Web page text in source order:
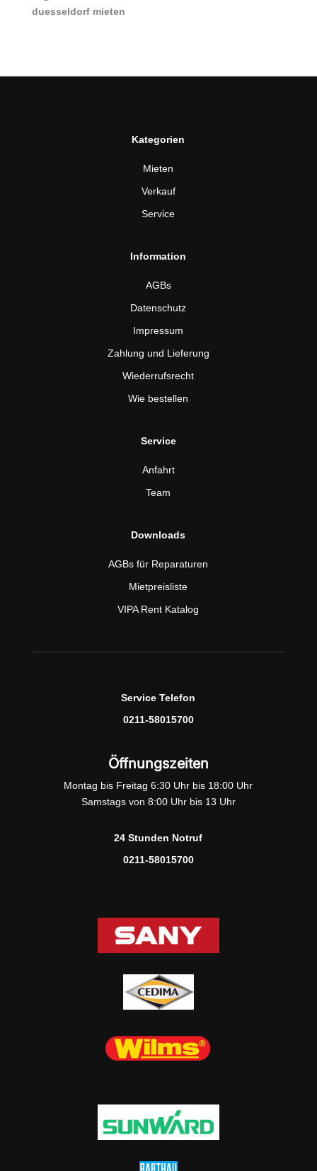
duesseldorf mieten
Kategorien
Mieten
Verkauf
Service
Information
AGBs
Datenschutz
Impressum
Zahlung und Lieferung
Wiederrufsrecht
Wie bestellen
Service
Anfahrt
Team
Downloads
AGBs für Reparaturen
Mietpreisliste
VIPA Rent Katalog
Service Telefon
0211-58015700
Öffnungszeiten
Montag bis Freitag 6:30 Uhr bis 18:00 Uhr
Samstags von 8:00 Uhr bis 13 Uhr
24 Stunden Notruf
0211-58015700